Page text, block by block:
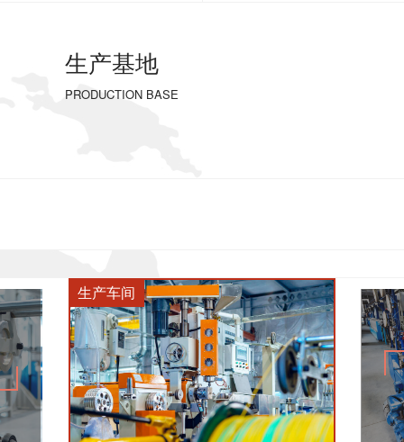
生产基地
PRODUCTION BASE
障
各
种
体
系
柳州电缆-生产车间